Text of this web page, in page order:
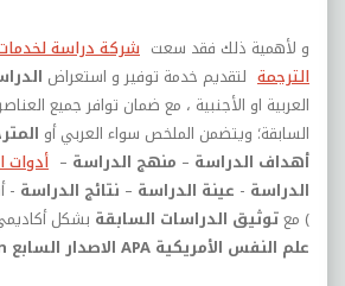
و لأهمية ذلك فقد سعت شركة دراسة
الترجمة لتقديم خدمة توفير و استعراض
العربية او الأجنبية ، مع ضمان توافر جميع
السابقة؛ ويتضمن الملخص سواء العربي أو
أهداف الدراسة – منهج الدراسة – أدوات
الدراسة - عينة الدراسة – نتائج الدراسة -
) معتوثيق الدراسات السابقة بشكل
علم النفس الأمريكية APA الاصدار السابع